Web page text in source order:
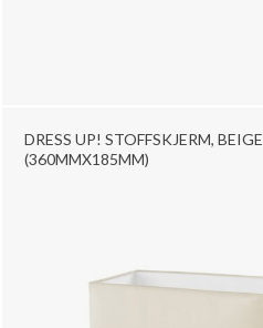
DRESS UP! STOFFSKJERM, BEIGE
(360MMX185MM)